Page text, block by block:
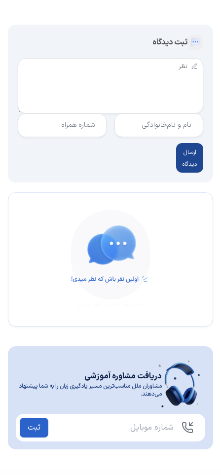
ثبت دیدگاه
نام و نام‌خانوادگی شماره همراه
ارسال
دیدگاه
دریافت مشاوره آموزشی
مشاوران ملل مناسب‌ترین مسیر یادگیری زبان را به شما پیشنهاد
می‌دهند.
ثبت